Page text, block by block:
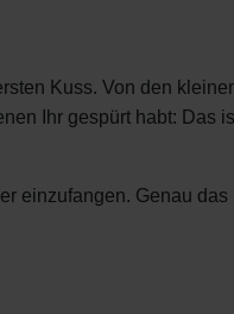
Kuss. Von den
Ihr gespürt habt: Das
einzufangen. Genau das